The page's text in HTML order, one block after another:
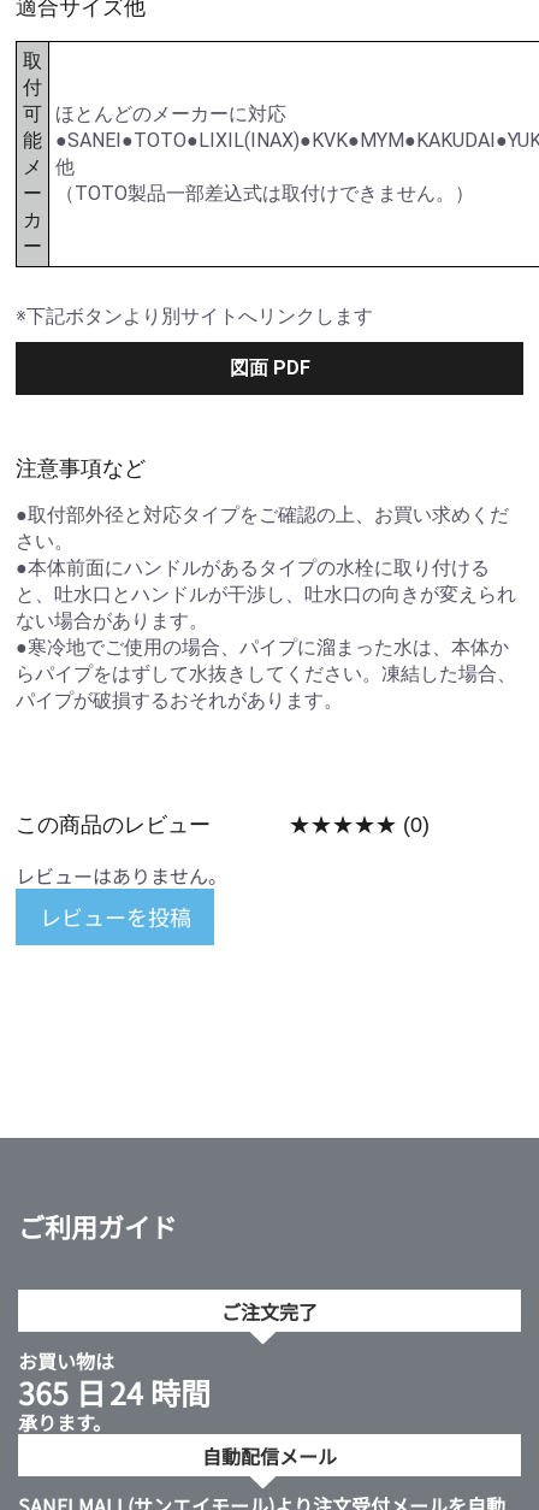
適合サイズ他
取
付
可
能
メ
ー
カ
ー
ほとんどのメーカーに対応
他
（TOTO製品一部差込式は取付けできません。）
※下記ボタンより別サイトへリンクします
図面 PDF
注意事項など
●取付部外径と対応タイプをご確認の上、お買い求めくだ
さい。
●本体前面にハンドルがあるタイプの水栓に取り付ける
と、吐水口とハンドルが干渉し、吐水口の向きが変えられ
ない場合があります。
●寒冷地でご使用の場合、パイプに溜まった水は、本体か
らパイプをはずして水抜きしてください。凍結した場合、
パイプが破損するおそれがあります。
この商品のレビュー ★★★★★ (0)
レビューはありません。
レビューを投稿
ご利用ガイド
ご注文完了
お買い物は
365 日24 時間
承ります。
自動配信メール